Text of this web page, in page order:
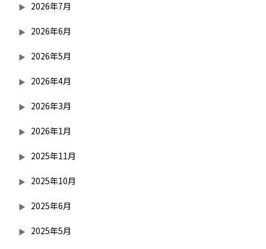
2026年7月
2026年6月
2026年5月
2026年4月
2026年3月
2026年1月
2025年11月
2025年10月
2025年6月
2025年5月